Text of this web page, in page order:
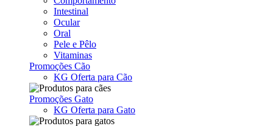
Intestinal
Ocular
Oral
Pele e Pêlo
Vitaminas
Promoções Cão
KG Oferta para Cão
Promoções Gato
KG Oferta para Gato